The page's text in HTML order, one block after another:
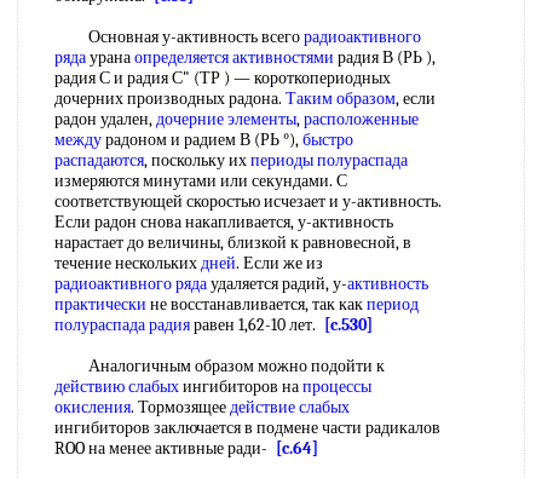
Основная у-активность всегорадиоактивного
рядауранаопределяется активностями радия В (РЬ ),
радия С и радия С" (ТР ) — короткопериодных
дочерних производных радона. Таким образом, если
радон удален,дочерние элементы,расположенные
междурадоном и радием В (РЬ °),быстро
распадаются, поскольку ихпериоды полураспада
измеряются минутами или секундами. С
соответствующей скоростью исчезает и у-активность.
Если радон снова накапливается, у-активность
нарастает до величины, близкой к равновесной, в
течение несколькихдней. Если же из
радиоактивного рядаудаляется радий, у-активность
практически не восстанавливается, так какпериод
полураспада радияравен 1,62-10 лет.
[c.530]
Аналогичным образом можно подойти к
действию слабыхингибиторов напроцессы
окисления. Тормозящеедействие слабых
ингибиторов заключается в подмене части радикалов
ROO на менее активные ради-
[c.64]